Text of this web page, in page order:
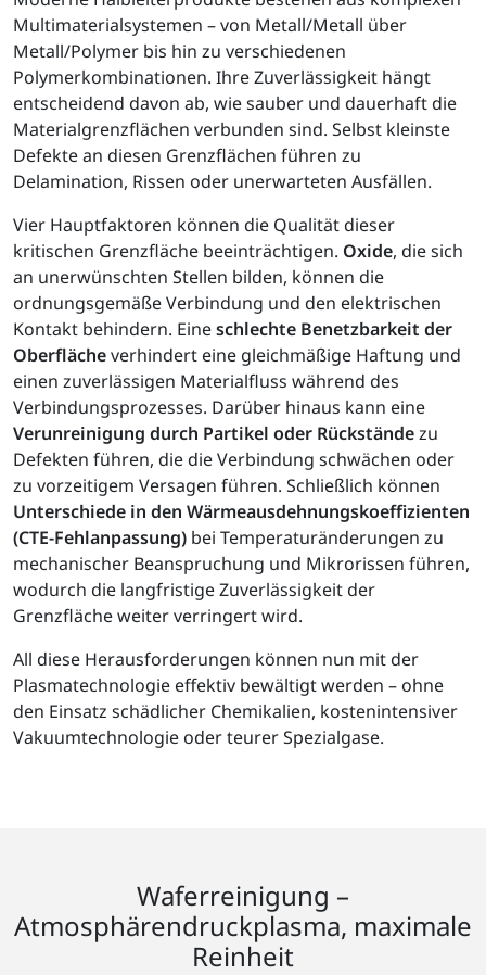
Multimaterialsystemen – von Metall/Metall über
Metall/Polymer bis hin zu verschiedenen
Polymerkombinationen. Ihre Zuverlässigkeit hängt
entscheidend davon ab, wie sauber und dauerhaft die
Materialgrenzflächen verbunden sind. Selbst kleinste
Defekte an diesen Grenzflächen führen zu
Delamination, Rissen oder unerwarteten Ausfällen.
Vier Hauptfaktoren können die Qualität dieser
kritischen Grenzfläche beeinträchtigen. Oxide, die sich
an unerwünschten Stellen bilden, können die
ordnungsgemäße Verbindung und den elektrischen
Kontakt behindern. Eineschlechte Benetzbarkeit der
Oberflächeverhindert eine gleichmäßige Haftung und
einen zuverlässigen Materialfluss während des
Verbindungsprozesses. Darüber hinaus kann eine
Verunreinigung durch Partikel oder Rückständezu
Defekten führen, die die Verbindung schwächen oder
zu vorzeitigem Versagen führen. Schließlich können
Unterschiede in den Wärmeausdehnungskoeffizienten
(CTE-Fehlanpassung) bei Temperaturänderungen zu
mechanischer Beanspruchung und Mikrorissen führen,
wodurch die langfristige Zuverlässigkeit der
Grenzfläche weiter verringert wird.
All diese Herausforderungen können nun mit der
Plasmatechnologie effektiv bewältigt werden – ohne
den Einsatz schädlicher Chemikalien, kostenintensiver
Vakuumtechnologie oder teurer Spezialgase.
Waferreinigung –
Atmosphärendruckplasma, maximale
Reinheit